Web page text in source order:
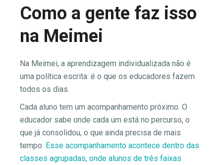
Como a gente faz isso
na Meimei
Na Meimei, a aprendizagem individualizada não é
uma política escrita: é o que os educadores fazem
todos os dias.
Cada aluno tem um acompanhamento próximo. O
educador sabe onde cada um está no percurso, o
que já consolidou, o que ainda precisa de mais
tempo. Esse acompanhamento acontece dentro das
classes agrupadas, onde alunos de três faixas